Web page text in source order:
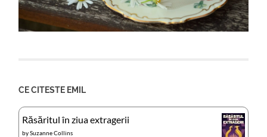
CE CITESTE EMIL
Răsăritul în ziua extragerii
bySuzanne Collins